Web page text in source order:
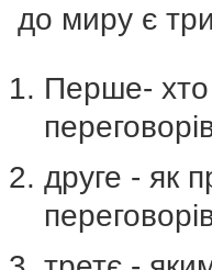
до миру є
Перше-
друге - як